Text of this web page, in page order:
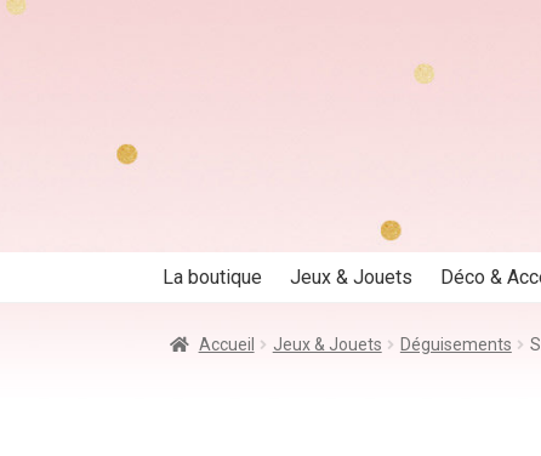
La boutique Jeux & Jouets Déco &
Accueil Jeux & Jouets Déguisements